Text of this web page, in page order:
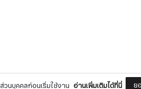
วนบุคคลก่อนเริ่มใช้งาน อ่านเพิ่มเติมได้ที่นี่ ย